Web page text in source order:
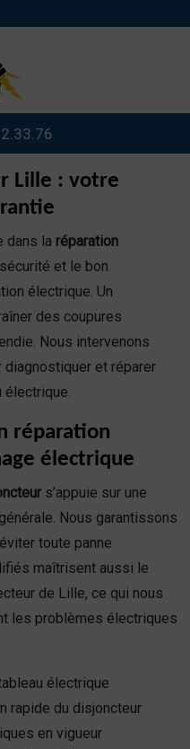
Lille : votre
dans la réparation
et le bon
électrique. Un
des coupures
Nous intervenons
diagnostiquer et réparer
électrique.
réparation
électrique
s’appuie sur une
Nous garantissons
toute panne
maîtrisent aussi le
de Lille, ce qui nous
les problèmes électriques
électrique
rapide du disjoncteur
en vigueur